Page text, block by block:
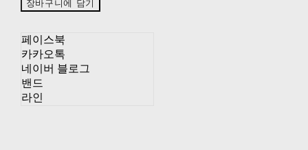
장바구니에 담기
페이스북
카카오톡
네이버 블로그
밴드
라인